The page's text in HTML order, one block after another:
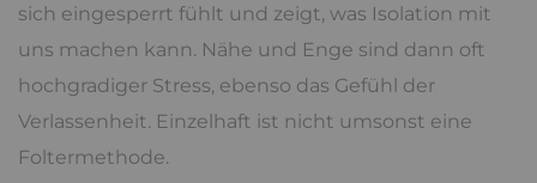
sich eingesperrt fühlt und zeigt, was Isolation mit
uns machen kann. Nähe und Enge sind dann oft
hochgradiger Stress, ebenso das Gefühl der
Verlassenheit. Einzelhaft ist nicht umsonst eine
Foltermethode.